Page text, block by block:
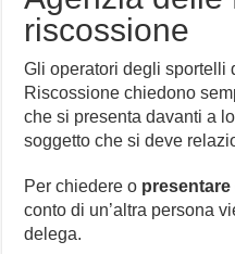
riscossione
Gli operatori degli sportelli
Riscossione chiedono
che si presenta davanti a
soggetto che si deve
Per chiedere o presentare
conto di un’altra persona
delega.